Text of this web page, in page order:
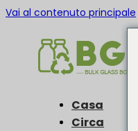
Vai al contenuto principale
Casa
Circa